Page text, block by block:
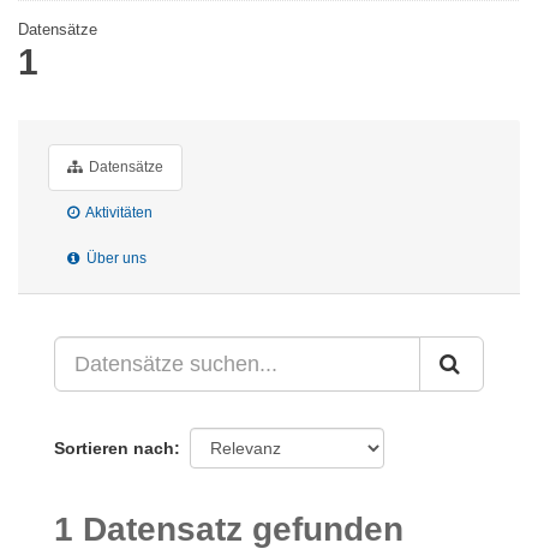
Datensätze
1
Datensätze
Aktivitäten
Über uns
Sortieren nach
1 Datensatz gefunden